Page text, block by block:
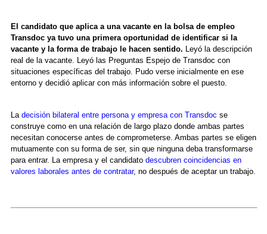
El candidato que aplica a una vacante en la bolsa de empleo
Transdoc ya tuvo una primera oportunidad de identificar si la
vacante y la forma de trabajo le hacen sentido. Leyó la descripción
real de la vacante. Leyó las Preguntas Espejo de Transdoc con
situaciones específicas del trabajo. Pudo verse inicialmente en ese
entorno y decidió aplicar con más información sobre el puesto.
La decisión bilateral entre persona y empresa con Transdoc se
construye como en una relación de largo plazo donde ambas partes
necesitan conocerse antes de comprometerse. Ambas partes se eligen
mutuamente con su forma de ser, sin que ninguna deba transformarse
para entrar. La empresa y el candidato descubren coincidencias en
valores laborales antes de contratar, no después de aceptar un trabajo.